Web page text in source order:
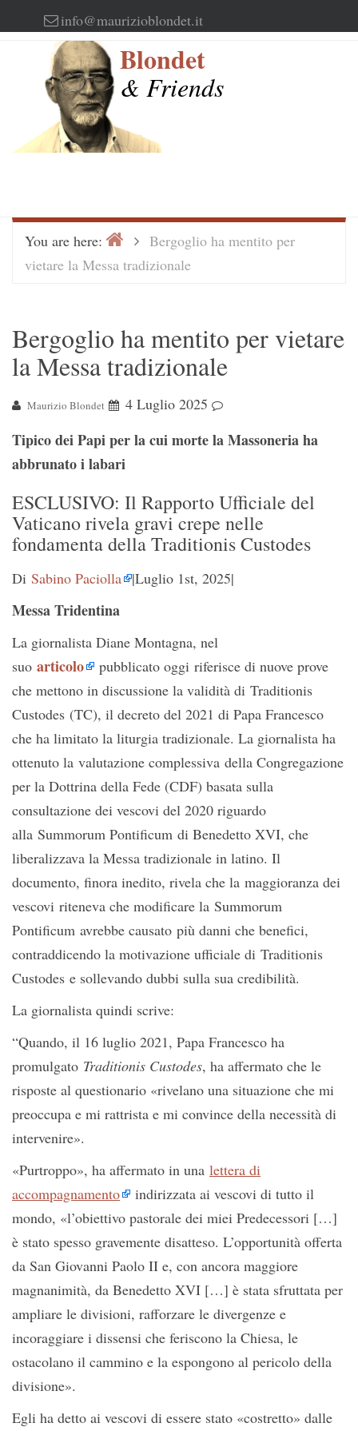
to
info@maurizioblondet.it
Blondet
& Friends
You are here: HomeBergoglio ha mentito per
vietare la Messa tradizionale
Bergoglio ha mentito per vietare
la Messa tradizionale
Maurizio Blondet 4 Luglio 2025
Tipico dei Papi per la cui morte la Massoneria ha
abbrunato i labari
ESCLUSIVO: Il Rapporto Ufficiale del
Vaticano rivela gravi crepe nelle
fondamenta della Traditionis Custodes
Di Sabino Paciolla |Luglio 1st, 2025|
Messa Tridentina
La giornalista Diane Montagna, nel
suo articolo
pubblicato oggi riferisce di nuove prove
che mettono in discussione la validità di Traditionis
Custodes (TC), il decreto del 2021 di Papa Francesco
che ha limitato la liturgia tradizionale. La giornalista ha
ottenuto la valutazione complessiva della Congregazione
per la Dottrina della Fede (CDF) basata sulla
consultazione dei vescovi del 2020 riguardo
alla Summorum Pontificum di Benedetto XVI, che
liberalizzava la Messa tradizionale in latino. Il
documento, finora inedito, rivela che la maggioranza dei
vescovi riteneva che modificare la Summorum
Pontificum avrebbe causato più danni che benefici,
contraddicendo la motivazione ufficiale di Traditionis
Custodes e sollevando dubbi sulla sua credibilità.
La giornalista quindi scrive:
“Quando, il 16 luglio 2021, Papa Francesco ha
promulgato Traditionis Custodes, ha affermato che le
risposte al questionario «rivelano una situazione che mi
preoccupa e mi rattrista e mi convince della necessità di
intervenire».
«Purtroppo», ha affermato in una lettera di
accompagnamento
indirizzata ai vescovi di tutto il
mondo, «l’obiettivo pastorale dei miei Predecessori […]
è stato spesso gravemente disatteso. L’opportunità offerta
da San Giovanni Paolo II e, con ancora maggiore
magnanimità, da Benedetto XVI […] è stata sfruttata per
ampliare le divisioni, rafforzare le divergenze e
incoraggiare i dissensi che feriscono la Chiesa, le
ostacolano il cammino e la espongono al pericolo della
divisione».
Egli ha detto ai vescovi di essere stato «costretto» dalle